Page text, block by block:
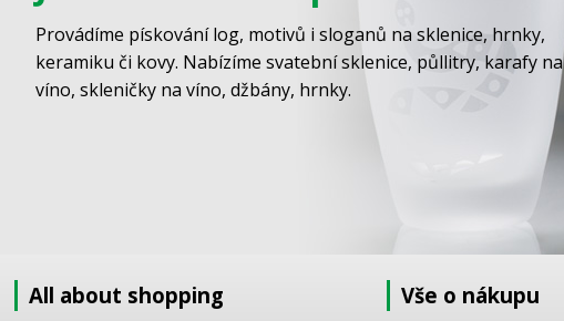
Provádíme pískování log, motivů i sloganů na sklenice, hrnky,
keramiku či kovy. Nabízíme svatební sklenice, půllitry, karafy na
víno, skleničky na víno, džbány, hrnky.
All about shopping Vše o nákupu